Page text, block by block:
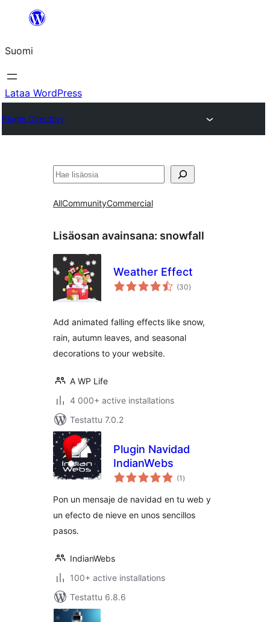
Suomi
Lataa WordPress
Plugin Directory
Etsi
AllCommunityCommercial
Lisäosan avainsana: snowfall
Weather Effect
(30arvosanat
yhteensä
)
Add animated falling effects like snow,
rain, autumn leaves, and seasonal
decorations to your website.
A WP Life
4 000+ active installations
Testattu 7.0.2
Plugin Navidad
IndianWebs
(1 arvosanat
yhteensä
)
Pon un mensaje de navidad en tu web y
un efecto de nieve en unos sencillos
pasos.
IndianWebs
100+ active installations
Testattu 6.8.6